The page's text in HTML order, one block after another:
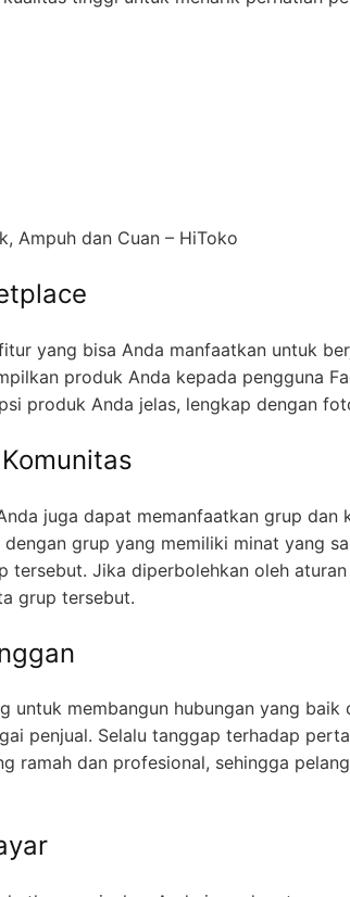
produk Anda kepada pengguna
juga dapat memanfaatkan grup dan
grup yang memiliki minat yang
grup tersebut.
untuk membangun hubungan yang baik
penjual. Selalu tanggap terhadap
penjualan, Anda juga dapat
Anda, menentukan anggaran iklan,
Mudah